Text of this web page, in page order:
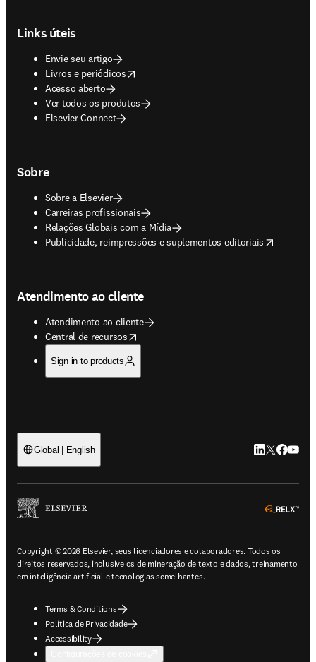
Links úteis
Envie seu artigo
Livros e periódicos
opens in new tab/window
Acesso aberto
Ver todos os produtos
Elsevier Connect
Sobre
Sobre a Elsevier
Carreiras profissionais
Relações Globais com a Mídia
Publicidade, reimpressões e suplementos editoriais
opens in new tab/window
Atendimento ao cliente
Atendimento ao cliente
Central de recursos
opens in new tab/window
Sign in to products
Global | English LinkedIn abre
Twitter
Copyright © 2026 Elsevier, seus licenciadores e colaboradores. Todos os
direitos reservados, inclusive os de mineração de texto e dados, treinamento
em inteligência artificial e tecnologias semelhantes.
Terms & Conditions
Política de Privacidade
Accessibility